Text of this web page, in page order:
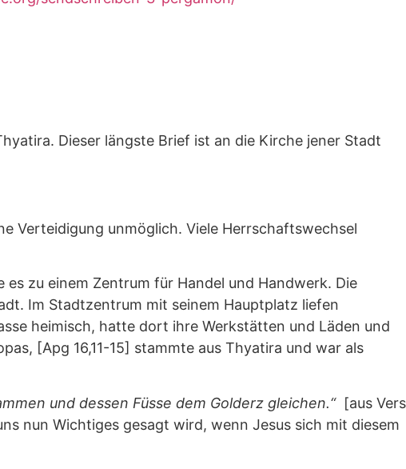
Dieser längste Brief ist an die Kirche jener Stadt
Verteidigung unmöglich. Viele Herrschaftswechsel
zu einem Zentrum für Handel und Handwerk. Die
Im Stadtzentrum mit seinem Hauptplatz liefen
heimisch, hatte dort ihre Werkstätten und Läden und
[Apg 16,11-15] stammte aus Thyatira und war als
und dessen Füsse dem Golderz gleichen.“ [aus Vers
nun Wichtiges gesagt wird, wenn Jesus sich mit diesem